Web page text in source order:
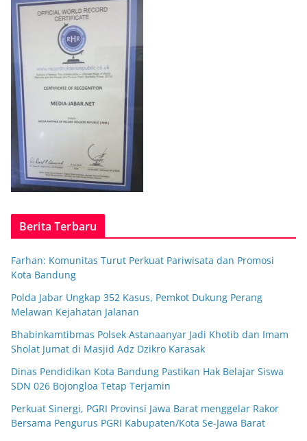
Berita Terbaru
Farhan: Komunitas Turut Perkuat Pariwisata dan Promosi
Kota Bandung
Polda Jabar Ungkap 352 Kasus, Pemkot Dukung Perang
Melawan Kejahatan Jalanan
Bhabinkamtibmas Polsek Astanaanyar Jadi Khotib dan Imam
Sholat Jumat di Masjid Adz Dzikro Karasak
Dinas Pendidikan Kota Bandung Pastikan Hak Belajar Siswa
SDN 026 Bojongloa Tetap Terjamin
Perkuat Sinergi, PGRI Provinsi Jawa Barat menggelar Rakor
Bersama Pengurus PGRI Kabupaten/Kota Se-Jawa Barat